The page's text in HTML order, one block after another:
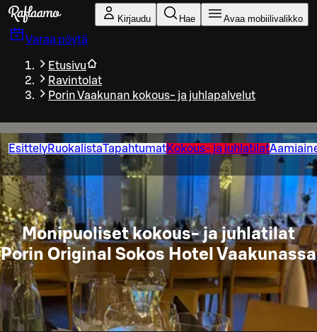
Siirry pääsisältöön
Kirjaudu Hae Avaa mobiilivalikko
Varaa pöytä
Etusivu
Ravintolat
Porin Vaakunan kokous- ja juhlapalvelut
EsittelyRuokalistaTapahtumatKokous- ja juhlatilat
Monipuoliset kokous- ja juhlatilat
Porin Original Sokos Hotel Vaakunassa